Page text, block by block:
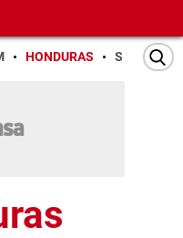
HONDURAS SAN PEDRO